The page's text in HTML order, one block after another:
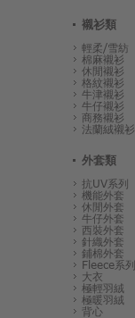
襯衫類
輕柔/雪紡
棉麻襯衫
休閒襯衫
格紋襯衫
牛津襯衫
牛仔襯衫
商務襯衫
法蘭絨襯衫
外套類
抗UV系列
機能外套
休閒外套
牛仔外套
西裝外套
針織外套
鋪棉外套
Fleece系列
大衣
極輕羽絨
極暖羽絨
背心